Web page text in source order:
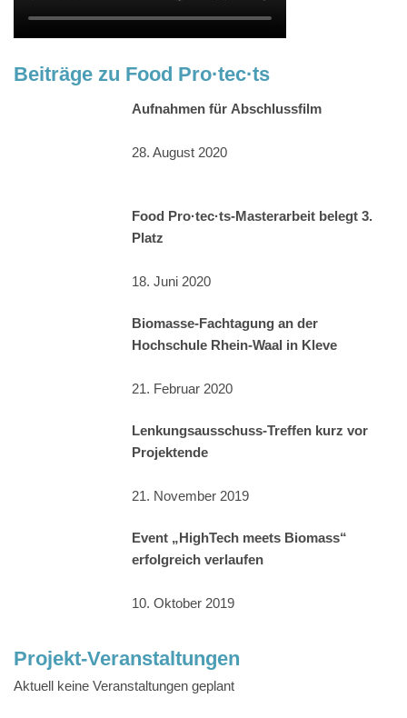
Beiträge zu Food Pro·tec·ts
Aufnahmen für Abschlussfilm
28. August 2020
Food Pro·tec·ts-Masterarbeit belegt 3.
Platz
18. Juni 2020
Biomasse-Fachtagung an der
Hochschule Rhein-Waal in Kleve
21. Februar 2020
Lenkungsausschuss-Treffen kurz vor
Projektende
21. November 2019
Event „HighTech meets Biomass“
erfolgreich verlaufen
10. Oktober 2019
Projekt-Veranstaltungen
Aktuell keine Veranstaltungen geplant